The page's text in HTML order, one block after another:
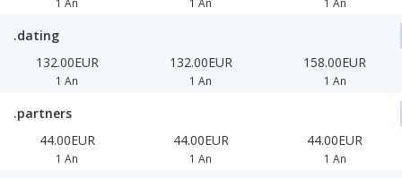
.dating
132.00EUR
1 An
132.00EUR
1 An
158.00EUR
1 An
.partners
44.00EUR
1 An
44.00EUR
1 An
44.00EUR
1 An